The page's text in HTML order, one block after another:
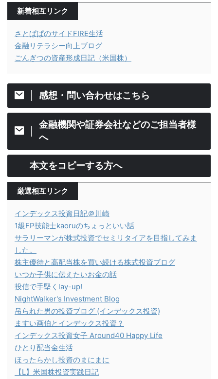
新着相互リンク
さとぱぱのサイドFIRE生活
金融リテラシー向上ブログ
ごんぎつの資産形成日記（米国株）
感想・問い合わせはこちら
金融機関や証券会社などのご担当者様
へ
本文をコピーする方へ
厳選相互リンク
インデックス投資日記＠川崎
1級FP技能士kaoruのちょっといい話
サラリーマンが株式投資でセミリタイアを目指してみま
した。
株主優待と高配当株を買い続ける株式投資ブログ
いつか子供に伝えたいお金の話
投信で手堅くlay-up!
NightWalker's Investment Blog
吊られた男の投資ブログ (インデックス投資)
ますい画伯とインデックス投資？
インデックス投資女子 Around40 Happy Life
ひとり配当金生活
ほったらかし投資のまにまに
【L】米国株投資実践日記